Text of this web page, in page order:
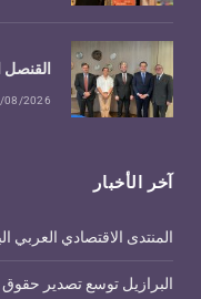
آخر الأخبار
المنتدى الاقتصادي العربي
البرازيل توسع تصدير حقوق
القنصل
08/2026